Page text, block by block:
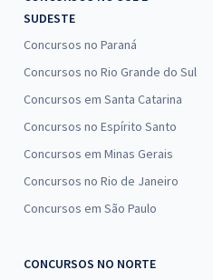
SUDESTE
Concursos no Paraná
Concursos no Rio Grande do Sul
Concursos em Santa Catarina
Concursos no Espírito Santo
Concursos em Minas Gerais
Concursos no Rio de Janeiro
Concursos em São Paulo
CONCURSOS NO NORTE